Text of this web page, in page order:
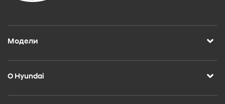
Модели
О Hyundai